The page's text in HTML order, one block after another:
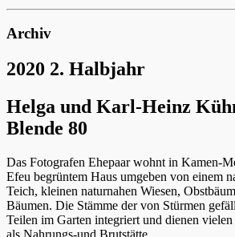
Archiv
2020 2. Halbjahr
Helga und Karl-Heinz
Blende 80
Das Fotografen Ehepaar wohnt in Kamen-
Efeu begrüntem Haus umgeben von einem
Teich, kleinen naturnahen Wiesen,
Bäumen. Die Stämme der von Stürmen
Teilen im Garten integriert und dienen
als Nahrungs-und Brutstätte.